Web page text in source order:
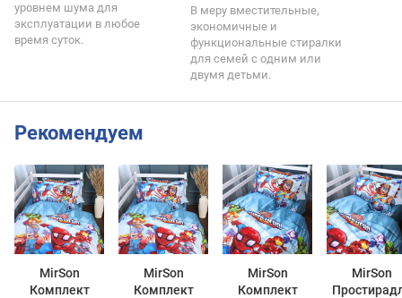
уровнем шума для
эксплуатации в любое
время суток.
В меру вместительные,
экономичные и
функциональные стиралки
для семей с одним или
двумя детьми.
Рекомендуем
MirSon
Комплект
MirSon
Комплект
MirSon
Комплект
MirSon